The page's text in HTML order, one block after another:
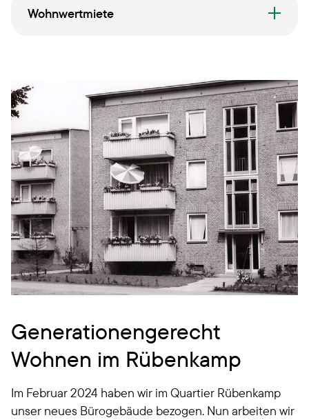
Wohnwertmiete
Generationengerecht
Wohnen im Rübenkamp
Im Februar 2024 haben wir im Quartier Rübenkamp
unser neues Bürogebäude bezogen. Nun arbeiten wir